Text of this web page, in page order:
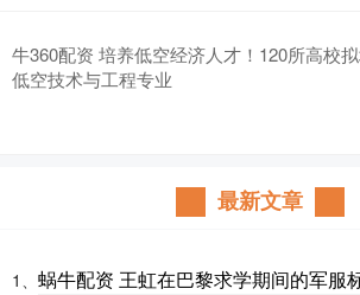
牛360配资 培养低空经济人才！120所高校
低空技术与工程专业
最新文章
1、 蜗牛配资 王虹在巴黎求学期间的军服